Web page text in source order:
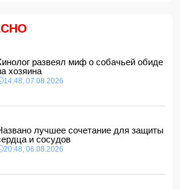
ущерб в размере 800 млрд евро
обратилась к Эрдогану: «Я не могу
развеял миф о собачьей обиде
хозяина
14:48, 07.08.2026
лучшее сочетание для защиты
и сосудов
20:48, 06.08.2026